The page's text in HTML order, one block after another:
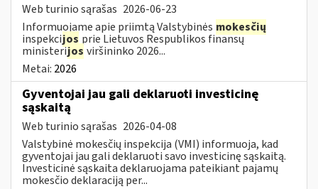
Web turinio sąrašas 2026-06-23
Informuojame apie priimtą Valstybinės mokesčių
inspekcijos prie Lietuvos Respublikos finansų
ministerijos viršininko 2026...
Metai: 2026
Gyventojai jau gali deklaruoti investicinę
sąskaitą
Web turinio sąrašas 2026-04-08
Valstybinė mokesčių inspekcija (VMI) informuoja, kad
gyventojai jau gali deklaruoti savo investicinę sąskaitą.
Investicinė sąskaita deklaruojama pateikiant pajamų
mokesčio deklaraciją per...